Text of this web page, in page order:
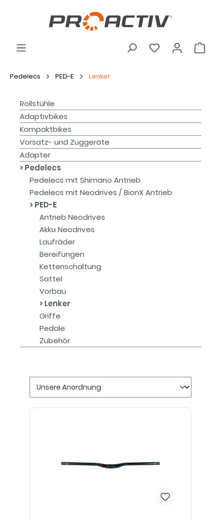
Pedelecs PED-E Lenker
Rollstühle
Adaptivbikes
Kompaktbikes
Vorsatz- und Zuggeräte
Adapter
Pedelecs
Pedelecs mit Shimano Antrieb
Pedelecs mit Neodrives / BionX Antrieb
PED-E
Antrieb Neodrives
Akku Neodrives
Laufräder
Bereifungen
Kettenschaltung
Sattel
Vorbau
Lenker
Griffe
Pedale
Zubehör